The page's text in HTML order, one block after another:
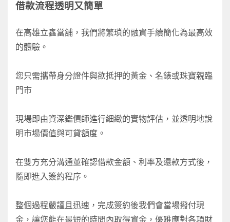
借款流程透明又簡單
在高雄立鑫當舖，我們將繁瑣的融資手續簡化為最高效
的體驗。
您只需攜帶身分證件與欲抵押的黃金、名錶或珠寶親臨
門市
現場即由資深鑑價師進行細緻的實物評估，並透明地說
明市場價值與可貸額度。
在雙方充分溝通並確認借款金額、利率及還款方式後，
隨即進入簽約程序。
整個過程嚴謹且迅速，完成簽約後我們會當場撥付現
金，讓您能在最短的時間內取得資金，優雅應對各項財